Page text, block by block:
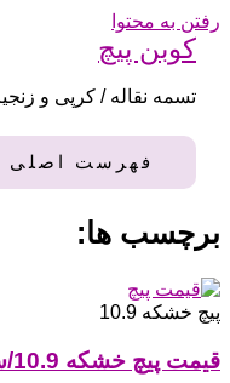
رفتن به محتوا
کوبن پیچ
تسمه نقاله / کرپی و
فهرست اصلی
برچسب ها:
پیچ خشکه 10.9
قیمت پیچ خشکه 10.9/سایز30mm